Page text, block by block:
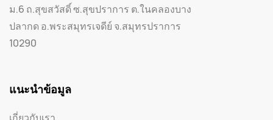
ม.6 ถ.สุขสวัสดิ์ ซ.สุขปราการ ต.ในคลองบาง
ปลากด อ.พระสมุทรเจดีย์ จ.สมุทรปราการ
10290
แนะนำข้อมูล